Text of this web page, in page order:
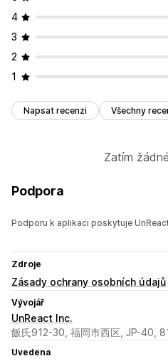
4
3
2
1
Napsat recenzi Všechny
Zatím
Podpora
Podporu k aplikaci poskytuje
Zdroje
Zásady ochrany osobních údajů
Vývojář
UnReact Inc.
飯氏912-30, 福岡市西区, JP-40,
Uvedena